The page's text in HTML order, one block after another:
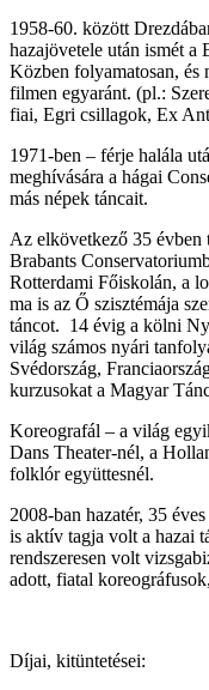
1958-60. között
hazajövetele után ismét a
Közben folyamatosan, és
filmen egyaránt. (pl.:
fiai, Egri csillagok, Ex
1971-ben – férje halála
meghívására a hágai
más népek táncait.
Az elkövetkező 35 évben
Brabants
Rotterdami Főiskolán, a
ma is az Ő szisztémája
táncot. 14 évig a kölni
világ számos nyári
Svédország,
kurzusokat a Magyar
Koreografál – a világ
Dans Theater-nél, a
folklór együttesnél.
2008-ban hazatér, 35
is aktív tagja volt a hazai
rendszeresen volt
adott, fiatal
Díjai, kitüntetései: